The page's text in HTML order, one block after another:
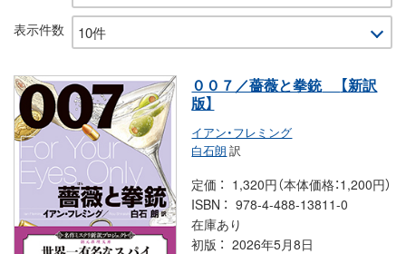
表示件数
００７／薔薇と拳銃
【新訳
版】
イアン・フレミング
白石朗 訳
定価
1,320円（本体価格：1,200円）
ISBN
978-4-488-13811-0
在庫あり
初版
2026年5月8日